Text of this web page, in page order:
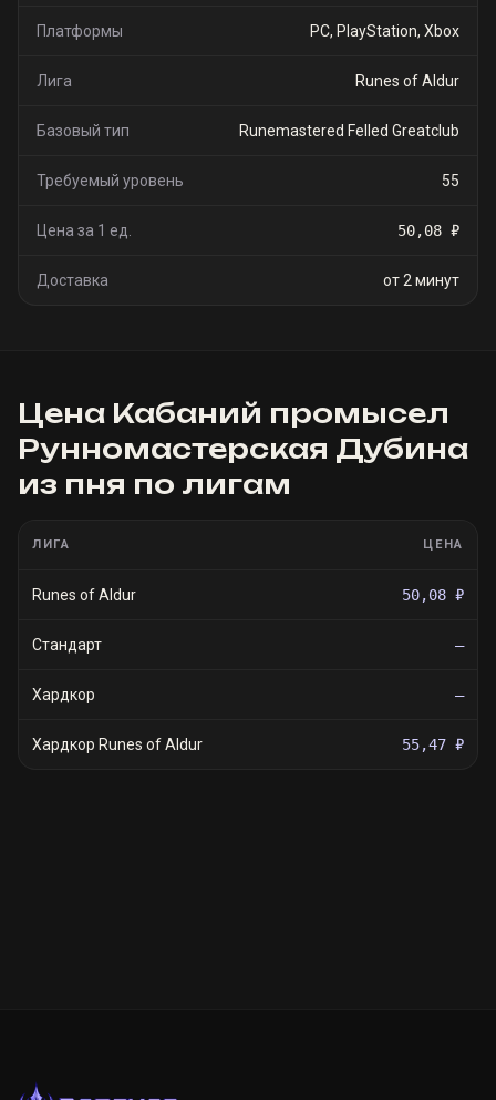
Платформы PC, PlayStation, Xbox
Лига Runes of Aldur
Базовый тип Runemastered Felled Greatclub
Требуемый уровень 55
Цена за 1 ед. 50,08 ₽
Доставка от 2 минут
Цена Кабаний промысел
Рунномастерская Дубина
из пня по лигам
ЛИГА ЦЕНА
Runes of Aldur 50,08 ₽
Стандарт —
Хардкор —
Хардкор Runes of Aldur 55,47 ₽